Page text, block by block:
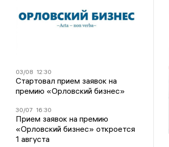
03/08 12:30
Стартовал прием заявок на
премию «Орловский бизнес»
30/07 16:30
Прием заявок на премию
«Орловский бизнес» откроется
1 августа